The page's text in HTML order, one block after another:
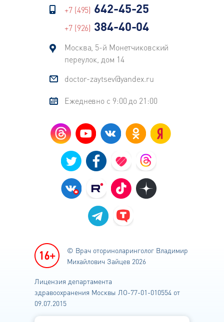
+7 (495) 642-45-25
+7 (926) 384-40-04
Москва, 5-й Монетчиковский
переулок, дом 14
doctor-zaytsev@yandex.ru
Ежедневно с 9:00 до 21:00
© Врач оториноларинголог Владимир
Михайлович Зайцев 2026
Лицензия департамента
здравоохранения Москвы ЛО-77-01-010554 от
09.07.2015